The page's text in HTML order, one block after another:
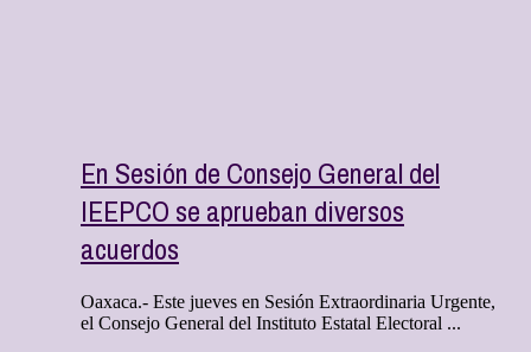
En Sesión de Consejo General del
IEEPCO se aprueban diversos
acuerdos
Oaxaca.- Este jueves en Sesión Extraordinaria Urgente,
el Consejo General del Instituto Estatal Electoral ...